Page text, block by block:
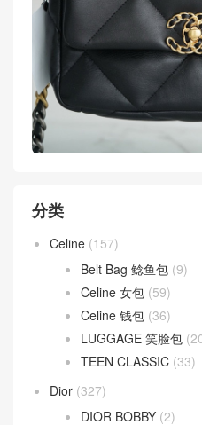
分类
Celine (157)
Belt Bag 鲶鱼包 (9)
Celine 女包 (59)
Celine 钱包 (36)
LUGGAGE 笑脸包
TEEN CLASSIC (33)
Dior (327)
DIOR BOBBY (2)